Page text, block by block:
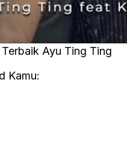
Ayu Ting Ting
Kamu: